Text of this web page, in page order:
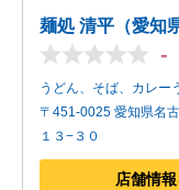
麺処 清平（愛知
-
うどん、そば、カレー
〒451-0025 愛知県名
１３−３０
店舗情